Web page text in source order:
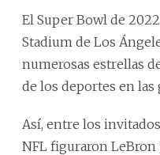
El Super Bowl de
Stadium de Los
numerosas estrellas
de los deportes en las
Así, entre los
NFL figuraron LeBron